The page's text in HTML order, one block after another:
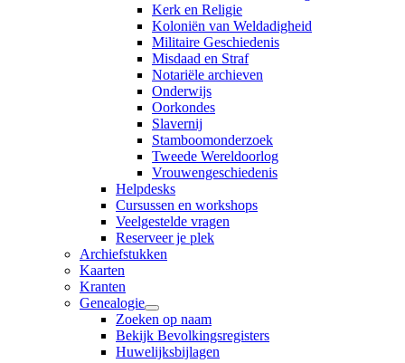
Kerk en Religie
Koloniën van Weldadigheid
Militaire Geschiedenis
Misdaad en Straf
Notariële archieven
Onderwijs
Oorkondes
Slavernij
Stamboomonderzoek
Tweede Wereldoorlog
Vrouwengeschiedenis
Helpdesks
Cursussen en workshops
Veelgestelde vragen
Reserveer je plek
Archiefstukken
Kaarten
Kranten
Genealogie
Zoeken op naam
Bekijk Bevolkingsregisters
Huwelijksbijlagen